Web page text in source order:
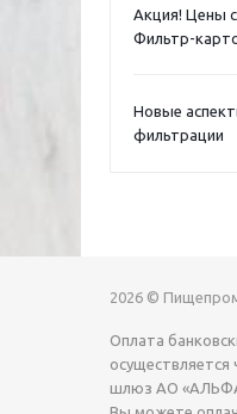
Акция! Цены
Фильтр-
Новые
фильтрации
2026 ©
Оплата
шлюз АО